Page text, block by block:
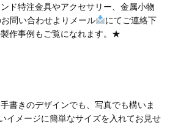
ド特注金具やアクセサリー、金属小物
問い合わせよりメール
にてご連絡下
作事例もご覧になれます。★
書きのデザインでも、写真でも構いま
イメージに簡単なサイズを入れてお見せ